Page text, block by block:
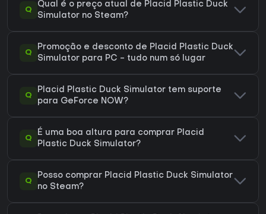
Q
Qual é o preço atual de Placid Plastic Duck
Simulator no Steam?
Q
Promoção e desconto de Placid Plastic Duck
Simulator para PC - tudo num só lugar
Q
Placid Plastic Duck Simulator tem suporte
para GeForce NOW?
Q
É uma boa altura para comprar Placid
Plastic Duck Simulator?
Q
Posso comprar Placid Plastic Duck Simulator
no Steam?